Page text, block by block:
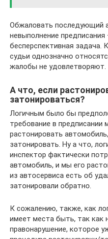
Обжаловать последующий
невыполнение
бесперспективная задача.
судьи однозначно
жалобы не удовлетворяют.
А что, если
затонироваться?
Логичным было бы
требование в
растонировать
затонировать. Ну а что,
инспектор фактически
автомобиль, и мы его
из автосервиса есть об
затонировали обратно.
К сожалению, также, как
имеет места быть, так как
правонарушение, которое